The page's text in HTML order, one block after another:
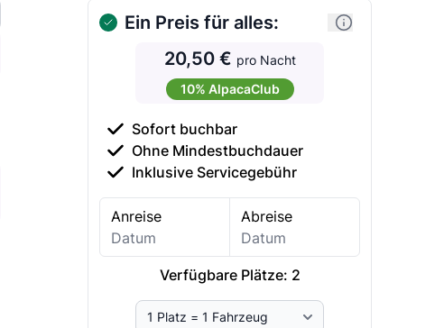
Ein Preis für alles:
20,50 € pro Nacht
10% AlpacaClub
Sofort buchbar
Ohne Mindestbuchdauer
Inklusive Servicegebühr
Anreise Abreise
Verfügbare Plätze: 2